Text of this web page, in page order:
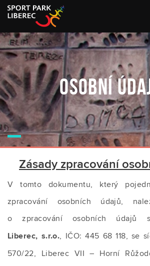
Obchody a restaurace
Organizace akcí
Hravé prázdniny
Sport Live
Kontakty
OSOBNÍ
Zásady zpracování
V tomto dokumentu, který
zpracování osobních údajů,
o zpracování osobních údajů
Liberec, s.r.o., IČO: 445 68 118, se
570/22, Liberec VII – Horní